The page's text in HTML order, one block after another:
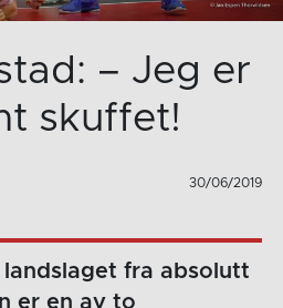
– Jeg er
skuffet!
30/06/2019
fra absolutt
er en av to